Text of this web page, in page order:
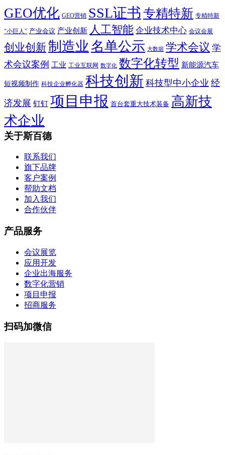
GEO优化 GEO营销 SSL证书 专精特新 专精特新
“小巨人” 产业会议 产业创新 人工智能 企业技术中心 会议会展
创业创新制造业 名单公示 大数据 学术会议 学
术会议案例 工业 工业互联网 数字化 数字化转型 新能源汽车
短视频制作 科技企业孵化器 科技创新 科技型中小企业 经
济发展 钉钉 项目申报 首台套重大技术装备 高新技
术企业
关于斯百德
联系我们
旗下品牌
客户案例
帮助文档
加入我们
合作伙伴
产品服务
会议展览
应用开发
企业出海服务
数字化营销
项目申报
招商服务
扫码加微信